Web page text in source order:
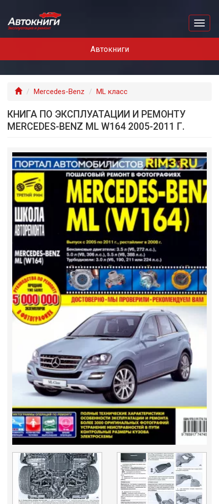
Автокниги
ГлавнаяMercedes-Benz ML класс
КНИГА ПО ЭКСПЛУАТАЦИИ И РЕМОНТУ
MERCEDES-BENZ ML W164 2005-2011 Г.